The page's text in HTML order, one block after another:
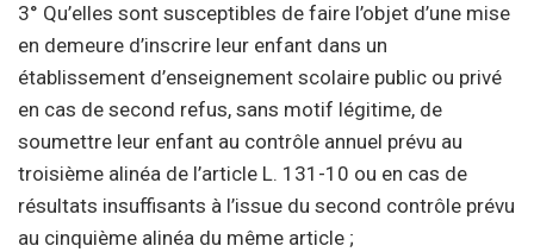
3° Qu’elles sont susceptibles de faire l’objet d’une mise
en demeure d’inscrire leur enfant dans un
établissement d’enseignement scolaire public ou privé
en cas de second refus, sans motif légitime, de
soumettre leur enfant au contrôle annuel prévu au
troisième alinéa de l’article L. 131-10 ou en cas de
résultats insuffisants à l’issue du second contrôle prévu
au cinquième alinéa du même article ;